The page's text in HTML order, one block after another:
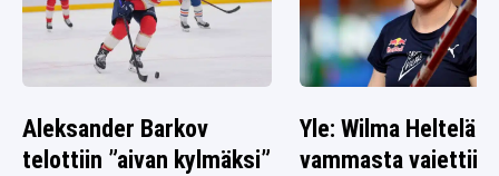
Aleksander Barkov
telottiin ”aivan kylmäksi”
Yle: Wilma Heltelän
vammasta vaiettiin